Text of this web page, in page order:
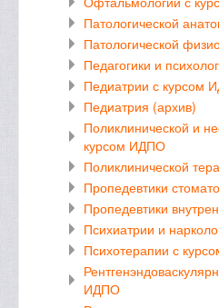
Патологической
Патологической
Педагогики и
Педиатрии с курсом
Педиатрия (архив)
Поликлинической и
курсом ИДПО
Поликлинической
Пропедевтики
Психиатрии и
Психотерапии с
ИДПО